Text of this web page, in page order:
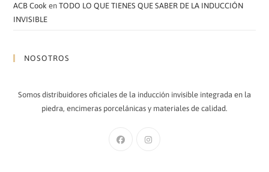
ACB Cook enTODO LO QUE TIENES QUE SABER DE LA INDUCCIÓN
INVISIBLE
NOSOTROS
Somos distribuidores oficiales de la inducción invisible integrada en la
piedra, encimeras porcelánicas y materiales de calidad.